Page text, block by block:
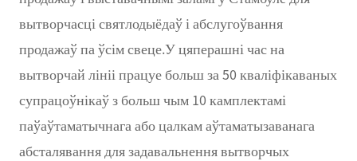
вытворчасці святлодыёдаў і абслугоўвання
продажаў па ўсім свеце.У цяперашні час на
вытворчай лініі працуе больш за 50 кваліфікаваных
супрацоўнікаў з больш чым 10 камплектамі
паўаўтаматычнага або цалкам аўтаматызаванага
абсталявання для задавальнення вытворчых